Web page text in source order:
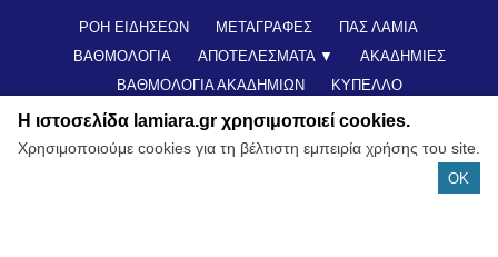
ΡΟΗ ΕΙΔΗΣΕΩΝ ΜΕΤΑΓΡΑΦΕΣ
ΠΑΣ ΛΑΜΙΑ
ΒΑΘΜΟΛΟΓΙΑ
ΑΠΟΤΕΛΕΣΜΑΤΑ ▼
ΑΚΑΔΗΜΙΕΣ
ΒΑΘΜΟΛΟΓΙΑ ΑΚΑΔΗΜΙΩΝ
ΚΥΠΕΛΛΟ
ΝΕΑ ΑΠΟ ΕΛΛΑΔΑ
FUTSAL
ΠΟΔΟΣΦΑΙΡΟ ΓΥΝΑΙΚΩΝ
ALL TIME ROSTER
LAMIA POLIS 87,7 ▶︎ ΕΠΙΚΟΙΝΩΝΊΑ
Η ιστοσελίδα lamiara.gr χρησιμοποιεί cookies.
Χρησιμοποιούμε cookies για τη βέλτιστη εμπειρία χρήσης του site.
OK